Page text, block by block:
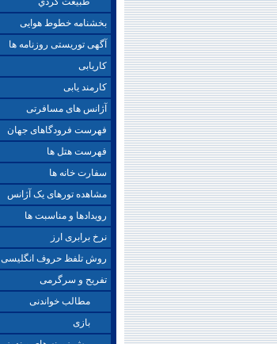
بخشنامه خطوط هوایی
آگهی توریستی روزنامه ها
کاریابی
کارمند یابی
آژانس های مسافرتی
فهرست فرودگاهای جهان
فهرست هتل ها
سفارت خانه ها
مشاهده تورهای یک آژانس
رویدادها و مناسبت ها
نرخ برابری ارز
روش تلفظ حروف انگلیسی
تفریح و سرگرمی
مطالب خواندنی
بازی